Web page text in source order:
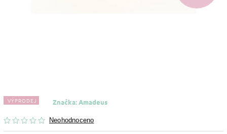
VÝPRODEJ
Neohodnoceno
Značka:Amadeus